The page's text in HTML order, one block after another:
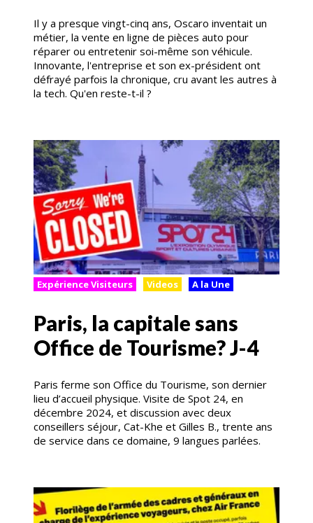
Il y a presque vingt-cinq ans, Oscaro inventait un
métier, la vente en ligne de pièces auto pour
réparer ou entretenir soi-même son véhicule.
Innovante, l'entreprise et son ex-président ont
défrayé parfois la chronique, cru avant les autres à
la tech. Qu'en reste-t-il ?
Expérience Visiteurs Videos A la Une
Paris, la capitale sans
Office de Tourisme? J-4
Paris ferme son Office du Tourisme, son dernier
lieu d’accueil physique. Visite de Spot 24, en
décembre 2024, et discussion avec deux
conseillers séjour, Cat-Khe et Gilles B., trente ans
de service dans ce domaine, 9 langues parlées.